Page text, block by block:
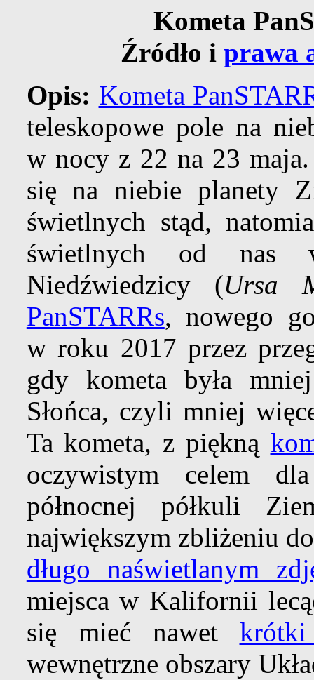
Kometa
Źródło i prawa
Opis: Kometa
teleskopowe pole na
w nocy z 22 na 23
się na niebie planety
świetlnych stąd,
świetlnych od nas
Niedźwiedzicy (Ursa
PanSTARRs, nowego
w roku 2017 przez
gdy kometa była
Słońca, czyli mniej
Ta kometa, z piękną
oczywistym celem
północnej półkuli
największym zbliżeniu
długo naświetlanym
miejsca w Kalifornii
się mieć nawet krótki
wewnętrzne obszary